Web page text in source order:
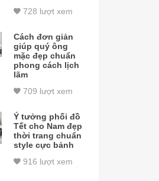
728 lượt xem
Cách đơn giản
giúp quý ông
mặc đẹp chuẩn
phong cách lịch
lãm
709 lượt xem
Ý tưởng phối đồ
Tết cho Nam đẹp
thời trang chuẩn
style cực bảnh
916 lượt xem